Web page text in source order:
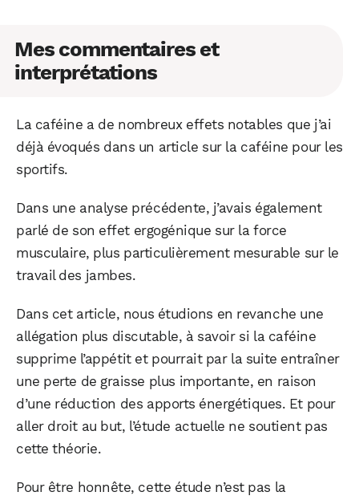
Mes commentaires et
interprétations
La caféine a de nombreux effets notables que j’ai
déjà évoqués dans un article sur la caféine pour les
sportifs.
Dans une analyse précédente, j’avais également
parlé de son effet ergogénique sur la force
musculaire, plus particulièrement mesurable sur le
travail des jambes.
Dans cet article, nous étudions en revanche une
allégation plus discutable, à savoir si la caféine
supprime l’appétit et pourrait par la suite entraîner
une perte de graisse plus importante, en raison
d’une réduction des apports énergétiques. Et pour
aller droit au but, l’étude actuelle ne soutient pas
cette théorie.
Pour être honnête, cette étude n’est pas la